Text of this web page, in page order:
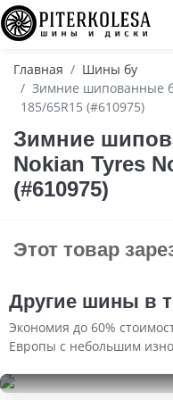
Главная
Шины бу
Зимние шипованные
185/65R15 (#610975)
Зимние
Nokian Tyres
(#610975)
Этот товар
Другие шины в
Экономия до 60%
Европы с небольшим